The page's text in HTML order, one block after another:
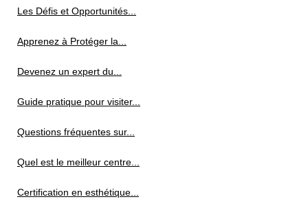
Les Défis et Opportunités...
Apprenez à Protéger la...
Devenez un expert du...
Guide pratique pour visiter...
Questions fréquentes sur...
Quel est le meilleur centre...
Certification en esthétique...